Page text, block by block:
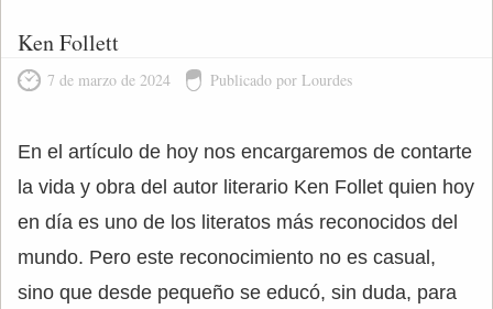
Ken Follett
7 de marzo de 2024 Publicado por Lourdes
En el artículo de hoy nos encargaremos de contarte
la vida y obra del autor literario Ken Follet quien hoy
en día es uno de los literatos más reconocidos del
mundo. Pero este reconocimiento no es casual,
sino que desde pequeño se educó, sin duda, para